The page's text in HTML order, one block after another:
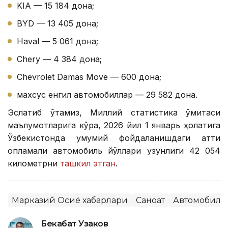
KIA — 15 184 дона;
BYD — 13 405 дона;
Haval — 5 061 дона;
Chery — 4 384 дона;
Chevrolet Damas Move — 600 дона;
махсус енгил автомобиллар — 29 582 дона.
Эслатиб ўтамиз, Миллий статистика қўмитаси
маълумотларига кўра, 2026 йил 1 январь ҳолатига
Ўзбекистонда умумий фойдаланишдаги қаттиқ
қопламали автомобиль йўллари узунлиги 42 054
километрни ташкил этган.
Марказий Осиё хабарлари Саноат
Бекабат Узаков